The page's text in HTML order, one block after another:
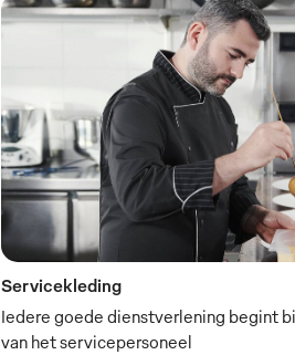
Servicekleding
Iedere goede dienstverlening begint
van het servicepersoneel